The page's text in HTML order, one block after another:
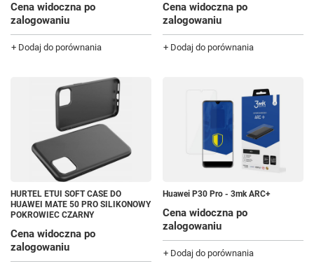
Cena widoczna po
zalogowaniu
+ Dodaj do porównania
Cena widoczna po
zalogowaniu
+ Dodaj do porównania
HURTEL ETUI SOFT CASE DO
HUAWEI MATE 50 PRO SILIKONOWY
POKROWIEC CZARNY
Cena widoczna po
zalogowaniu
Huawei P30 Pro - 3mk ARC+
Cena widoczna po
zalogowaniu
+ Dodaj do porównania